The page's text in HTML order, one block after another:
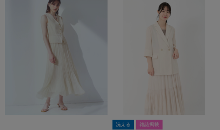
洗える 雑誌掲載